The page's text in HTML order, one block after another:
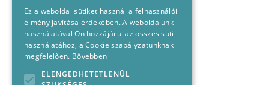
Ez a weboldal sütiket használ a felhasználói
élmény javítása érdekében. A weboldalunk
használatával Ön hozzájárul az összes süti
használatához, a Cookie szabályzatunknak
megfelelően. Bővebben
ELENGEDHETETLENÜL